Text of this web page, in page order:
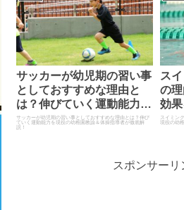
サッカーが幼児期の習い事
としておすすめな理由と
は？伸びていく運動能力を
徹底解説！
サッカーが幼児期の習い事としておすすめな理由とは？伸び
ていく運動能力を現役の幼稚園教諭＆体操指導者が徹底解
説！
ス
の
効果
スイミン
現役の幼
スポンサーリ